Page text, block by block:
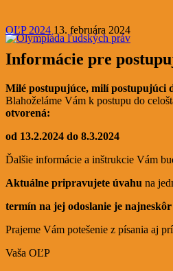
OĽP 2024 13. februára 2024
Informácie pre
Milé postupujúce, milí postupujúci
Blahoželáme Vám k postupu do
otvorená:
od 13.2.2024 do 8.3.2024
Ďalšie informácie a inštrukcie Vám
Aktuálne pripravujete úvahu na
termín na jej odoslanie je najneskôr
Prajeme Vám potešenie z písania aj
Vaša OĽP